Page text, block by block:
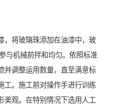
，将玻璃珠添加在油漆中，玻
与机械前拌和均匀。依照标准
并调整运用数量，直至满意标
工。施工前对操作手进行训练
美观。在特别情况下选用人工